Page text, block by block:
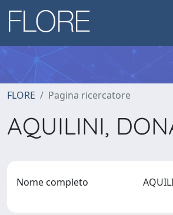
FLORE Pagina ricercatore
AQUILINI,
Nome completo